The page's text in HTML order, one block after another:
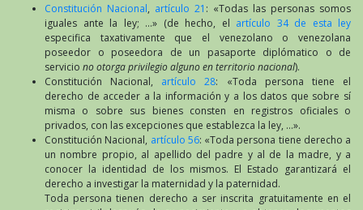
Constitución Nacional, artículo 21 : «Todas las personas somos
iguales ante la ley; …» (de hecho, el artículo 34 de esta ley
especifica taxativamente que el venezolano o venezolana
poseedor o poseedora de un pasaporte diplómatico o de
servicio no otorga privilegio alguno en territorio nacional).
Constitución Nacional, artículo 28: «Toda persona tiene el
derecho de acceder a la información y a los datos que sobre sí
misma o sobre sus bienes consten en registros oficiales o
privados, con las excepciones que establezca la ley, …».
Constitución Nacional, artículo 56: «Toda persona tiene derecho a
un nombre propio, al apellido del padre y al de la madre, y a
conocer la identidad de los mismos. El Estado garantizará el
derecho a investigar la maternidad y la paternidad.
Toda persona tienen derecho a ser inscrita gratuitamente en el